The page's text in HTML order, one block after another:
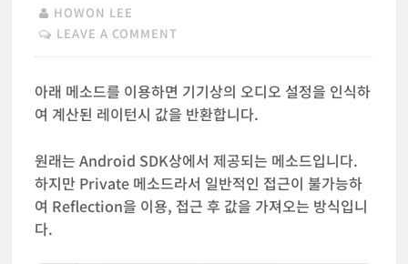
HOWON LEE
LEAVE A COMMENT
아래 메소드를 이용하면 기기상의 오디오 설정을 인식하
여 계산된 레이턴시 값을 반환합니다.
원래는 Android SDK상에서 제공되는 메소드입니다.
하지만 Private 메소드라서 일반적인 접근이 불가능하
여 Reflection을 이용, 접근 후 값을 가져오는 방식입니
다.